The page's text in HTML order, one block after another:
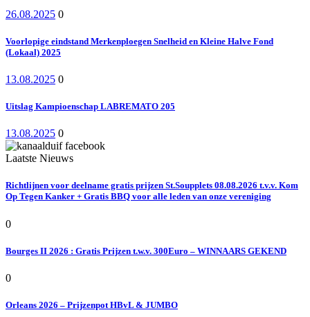
26.08.2025 0
Voorlopige eindstand Merkenploegen Snelheid en Kleine Halve Fond
(Lokaal) 2025
13.08.2025 0
Uitslag Kampioenschap LABREMATO 205
13.08.2025 0
Laatste Nieuws
Richtlijnen voor deelname gratis prijzen St.Soupplets 08.08.2026 t.v.v. Kom
Op Tegen Kanker + Gratis BBQ voor alle leden van onze vereniging
0
Bourges II 2026 : Gratis Prijzen t.w.v. 300Euro – WINNAARS GEKEND
0
Orleans 2026 – Prijzenpot HBvL & JUMBO